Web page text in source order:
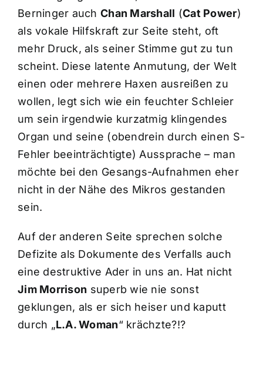
Berninger auchChan Marshall (Cat Power)
als vokale Hilfskraft zur Seite steht, oft
mehr Druck, als seiner Stimme gut zu tun
scheint. Diese latente Anmutung, der Welt
einen oder mehrere Haxen ausreißen zu
wollen, legt sich wie ein feuchter Schleier
um sein irgendwie kurzatmig klingendes
Organ und seine (obendrein durch einen S-
Fehler beeinträchtigte) Aussprache – man
möchte bei den Gesangs-Aufnahmen eher
nicht in der Nähe des Mikros gestanden
sein.
Auf der anderen Seite sprechen solche
Defizite als Dokumente des Verfalls auch
eine destruktive Ader in uns an. Hat nicht
Jim Morrison superb wie nie sonst
geklungen, als er sich heiser und kaputt
durch „L.A. Woman“ krächzte?!?